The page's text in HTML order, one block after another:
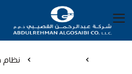
شركة عبد الرحمن
العربية